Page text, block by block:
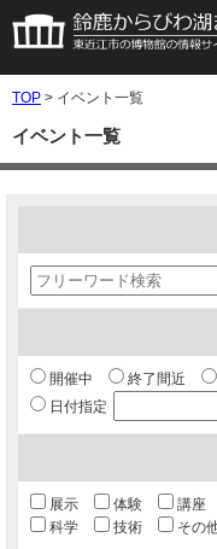
TOP > イベント一覧
イベント一覧
開催中 終了間近
日付指定
展示 体験 講座
科学
技術 その